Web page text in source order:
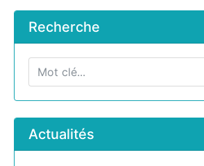
Recherche
Actualités